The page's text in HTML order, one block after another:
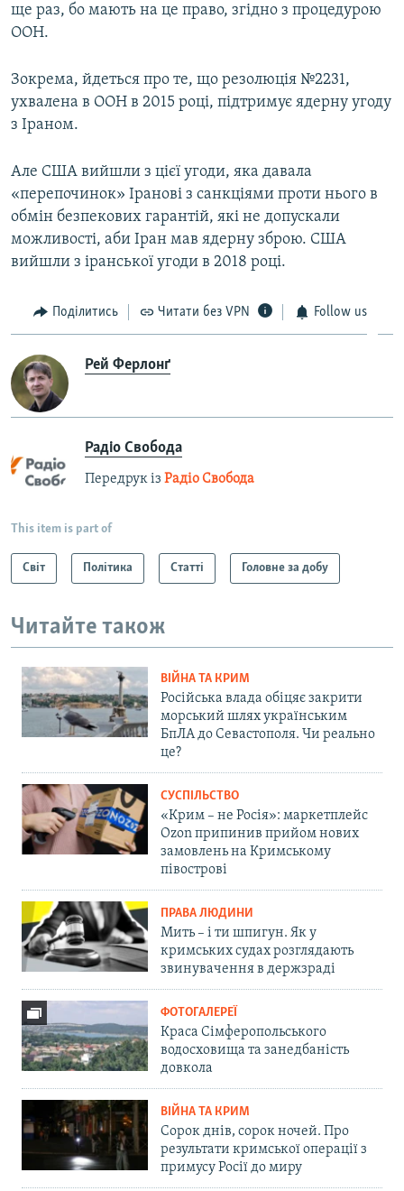
ще раз, бо мають на це право, згідно з процедурою
ООН.
Зокрема, йдеться про те, що резолюція №2231,
ухвалена в ООН в 2015 році, підтримує ядерну угоду
з Іраном.
Але США вийшли з цієї угоди, яка давала
«перепочинок» Іранові з санкціями проти нього в
обмін безпекових гарантій, які не допускали
можливості, аби Іран мав ядерну зброю. США
вийшли з іранської угоди в 2018 році.
Поділитись Читати без VPN Follow us
Рей Ферлонґ
Радіо Свобода
Передрук із Радіо Свобода
This item is part of
Світ Політика Статті Головне за добу
Читайте також
ВІЙНА ТА КРИМ
Російська влада обіцяє закрити
морський шлях українським
БпЛА до Севастополя. Чи реально
це?
СУСПІЛЬСТВО
«Крим – не Росія»: маркетплейс
Ozon припинив прийом нових
замовлень на Кримському
півострові
ПРАВА ЛЮДИНИ
Мить – і ти шпигун. Як у
кримських судах розглядають
звинувачення в держзраді
ФОТОГАЛЕРЕЇ
Краса Сімферопольського
водосховища та занедбаність
довкола
ВІЙНА ТА КРИМ
Сорок днів, сорок ночей. Про
результати кримської операції з
примусу Росії до миру